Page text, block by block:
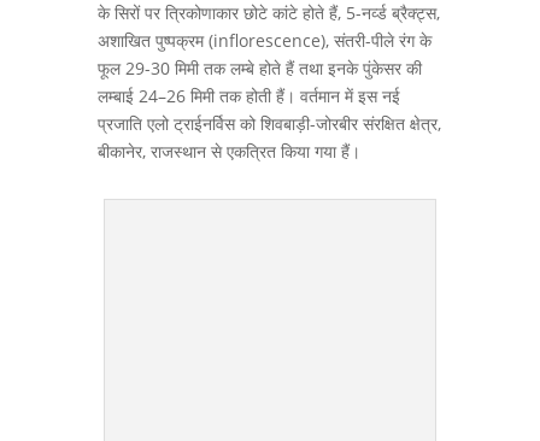
के सिरों पर त्रिकोणाकार छोटे कांटे होते हैं, 5-नर्व्ड ब्रैक्ट्स,
अशाखित पुष्पक्रम (inflorescence), संतरी-पीले रंग के
फूल 29-30 मिमी तक लम्बे होते हैं तथा इनके पुंकेसर की
लम्बाई 24–26 मिमी तक होती हैं। वर्तमान में इस नई
प्रजाति एलो ट्राईनर्विस को शिवबाड़ी-जोरबीर संरक्षित क्षेत्र,
बीकानेर, राजस्थान से एकत्रित किया गया हैं।